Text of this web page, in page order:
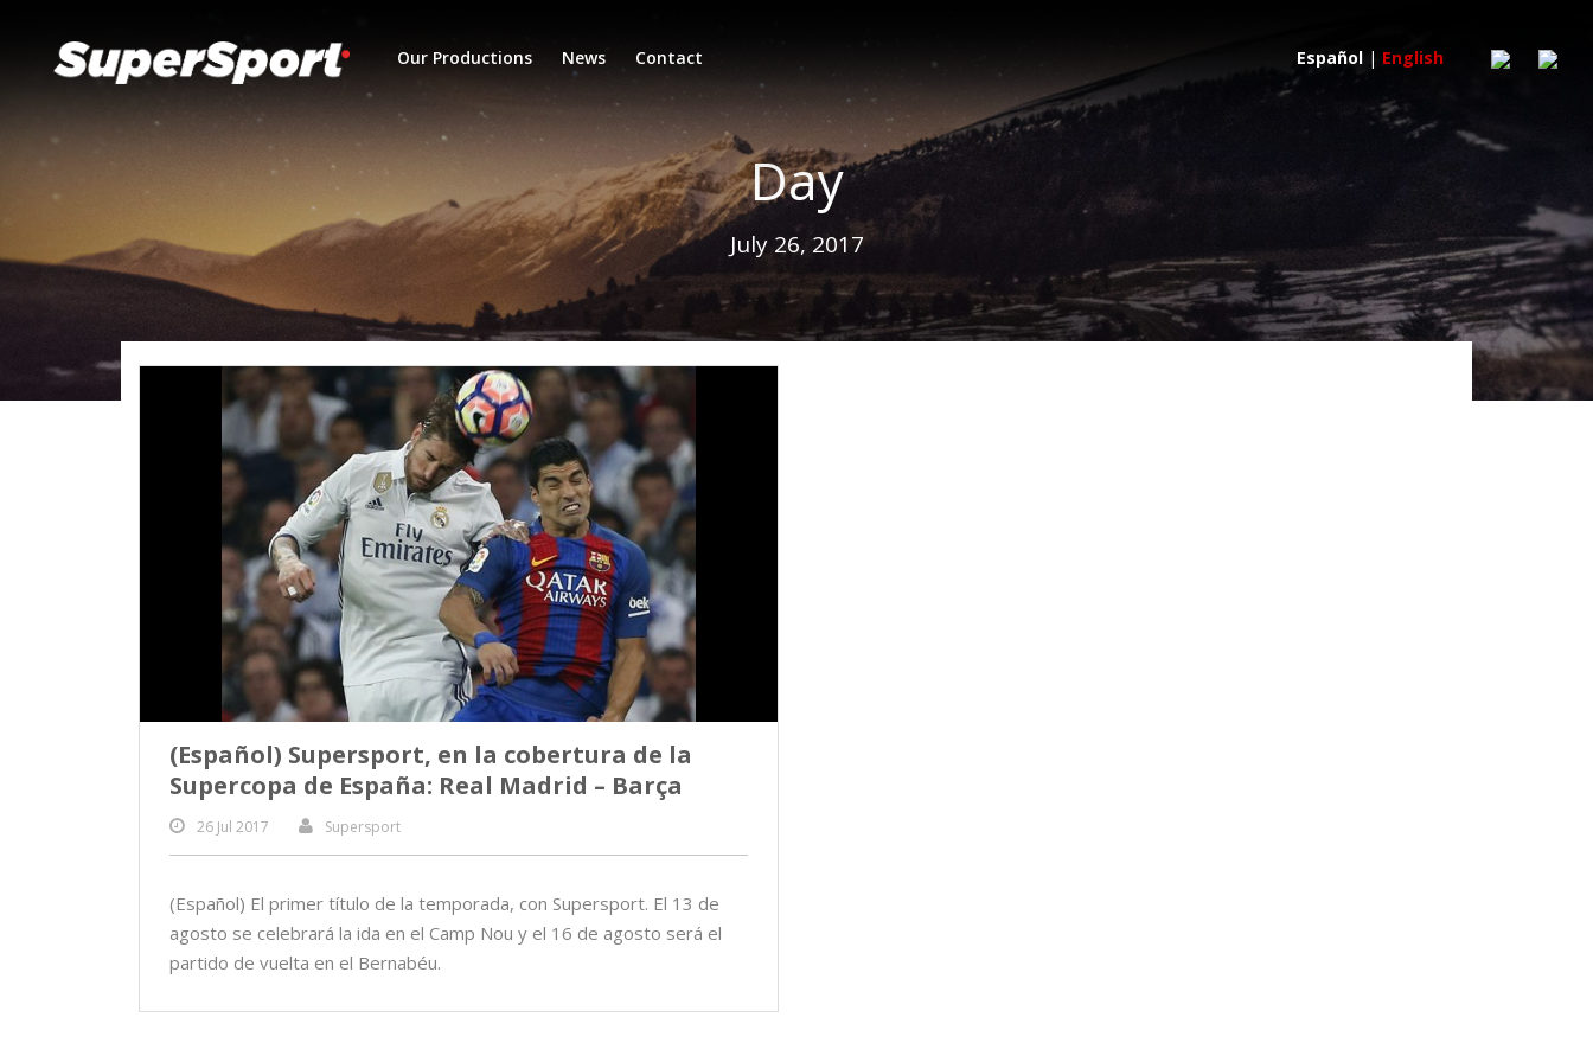
Our Productions News Contact Español | English
Day
July 26, 2017
(Español) Supersport, en la cobertura de la
Supercopa de España: Real Madrid – Barça
26 Jul 2017 Supersport
(Español) El primer título de la temporada, con Supersport. El 13 de
agosto se celebrará la ida en el Camp Nou y el 16 de agosto será el
partido de vuelta en el Bernabéu.